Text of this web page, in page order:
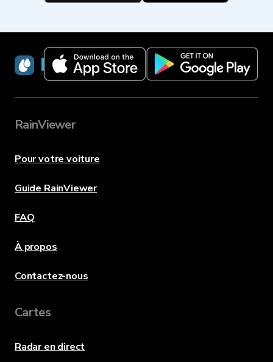
RainViewer
RainViewer
Pour votre voiture
Guide RainViewer
FAQ
À propos
Contactez-nous
Cartes
Radar en direct